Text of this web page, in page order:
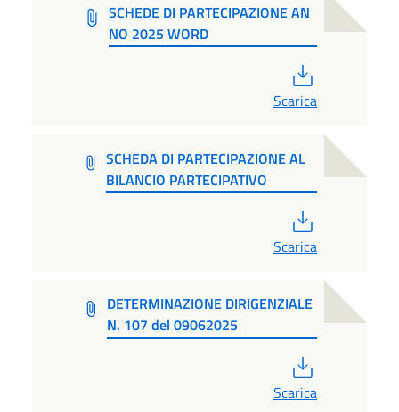
SCHEDE DI PARTECIPAZIONE AN
NO 2025 WORD
Scarica
SCHEDA DI PARTECIPAZIONE AL
BILANCIO PARTECIPATIVO
Scarica
DETERMINAZIONE DIRIGENZIALE
N. 107 del 09062025
Scarica